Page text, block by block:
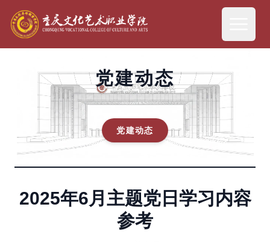
党建动态
党建动态
2025年6月主题党日学习内容
参考